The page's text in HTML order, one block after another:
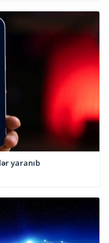
yaranıb